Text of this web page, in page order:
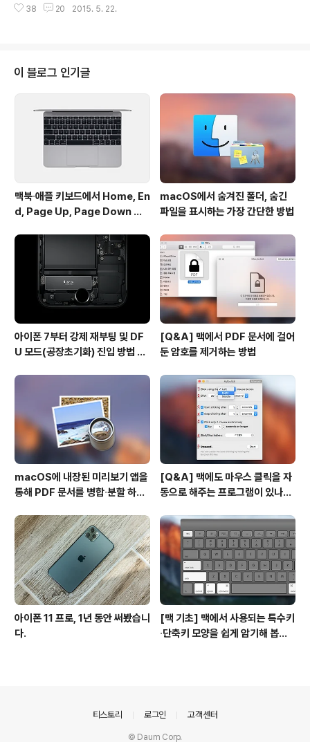
는데, 이번 iOS 9와 OS X 10.11에서는 안정성에 주요 초
비교해 두 배 이상 향상된 것으로 확인되고 있습니다.맥제
다. 2013~2014 맥북프로의 읽기 및 쓰기 속도가 700M
B/s 수준이었던 것을 고려하면, 애플의 주장대로 플래시
드라이브의 성능이 실제로 2.5배 향상된 것임을 알 수 있
습니다. 심지어 최신 컨트롤러 인터페이스인 'NVMe'도 아
니고 기존의 AHCI 프로토콜 상에서 얻은 결과라고 합니
다. 덕분에 현재 시..
38 20 2015. 5. 22.
이 블로그 인기글
맥북∙애플 키보드에서 Home, En
d, Page Up, Page Down 키
macOS에서 숨겨진 폴더, 숨긴
파일을 표시하는 가장 간단한 방법
아이폰 7부터 강제 재부팅 및 DF
U 모드(공장초기화) 진입 방법 변
[Q&A] 맥에서 PDF 문서에 걸어
둔 암호를 제거하는 방법
macOS에 내장된 미리보기 앱을
통해 PDF 문서를 병합∙분할 하는
[Q&A] 맥에도 마우스 클릭을 자
동으로 해주는 프로그램이 있나
아이폰 11 프로, 1년 동안 써봤습니
다.
[맥 기초] 맥에서 사용되는 특수키
∙단축키 모양을 쉽게 암기해 봅시
티스토리 로그인 고객센터
© Daum Corp.